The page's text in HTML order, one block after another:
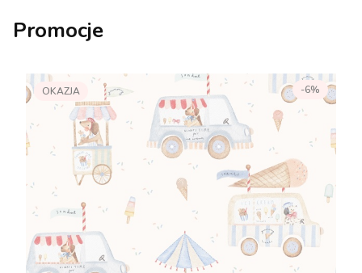
Promocje
OKAZJA -6%